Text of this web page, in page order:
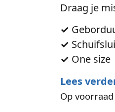
Draag je
✓
✓
✓ One size
Lees
Op voorraad